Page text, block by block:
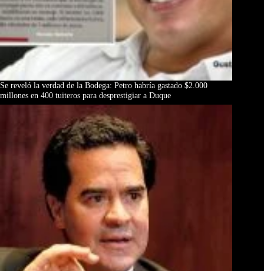
Se reveló la verdad de la Bodega: Petro habría gastado $2.000
millones en 400 tuiteros para desprestigiar a Duque